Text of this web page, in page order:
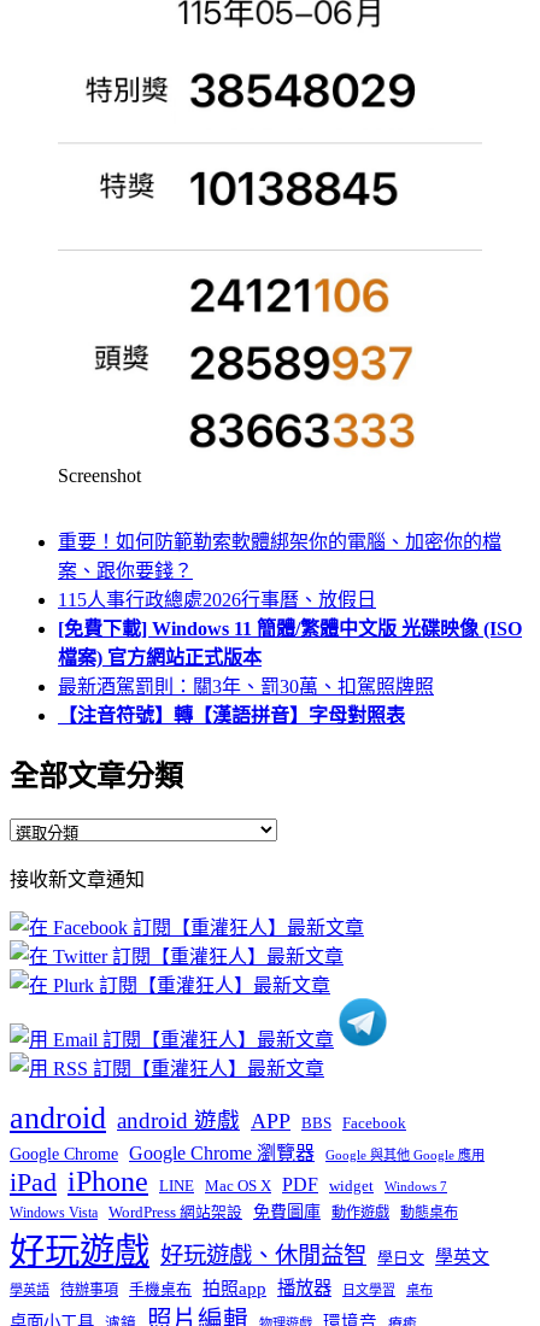
Screenshot
重要！如何防範勒索軟體綁架你的電腦、加密你的檔
案、跟你要錢？
115人事行政總處2026行事曆、放假日
[免費下載] Windows 11 簡體/繁體中文版 光碟映像 (ISO
檔案) 官方網站正式版本
最新酒駕罰則：關3年、罰30萬、扣駕照牌照
【注音符號】轉【漢語拼音】字母對照表
全部文章分類
全
文
章
分
類
接收新文章通知
android android 遊戲 APP BBS Facebook
Google Chrome Google Chrome 瀏覽器 Google 與其他 Google 應用
iPad iPhone LINE Mac OS X PDF widget Windows 7
Windows Vista WordPress 網站架設 免費圖庫 動作遊戲 動態桌布
好玩遊戲 好玩遊戲、休閒益智 學日文 學英文
學英語 待辦事項 手機桌布 拍照app 播放器 日文學習 桌布
照片編輯